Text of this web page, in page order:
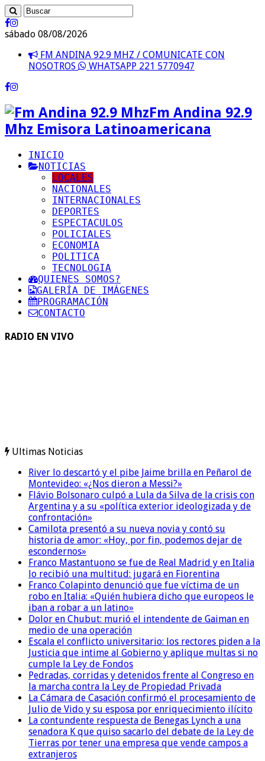
sábado 08/08/2026
FM ANDINA 92.9 MHZ / COMUNICATE CON
NOSOTROS
WHATSAPP 221 5770947
Fm Andina 92.9
Mhz Emisora Latinoamericana
INICIO
NOTICIAS
LOCALES
NACIONALES
INTERNACIONALES
DEPORTES
ESPECTACULOS
POLICIALES
ECONOMIA
POLITICA
TECNOLOGIA
QUIENES SOMOS?
GALERÍA DE IMÁGENES
PROGRAMACIÓN
CONTACTO
RADIO EN VIVO
Ultimas Noticias
River lo descartó y el pibe Jaime brilla en Peñarol de
Montevideo: «¿Nos dieron a Messi?»
Flávio Bolsonaro culpó a Lula da Silva de la crisis con
Argentina y a su «política exterior ideologizada y de
confrontación»
Camilota presentó a su nueva novia y contó su
historia de amor: «Hoy, por fin, podemos dejar de
escondernos»
Franco Mastantuono se fue de Real Madrid y en Italia
lo recibió una multitud: jugará en Fiorentina
Franco Colapinto denunció que fue víctima de un
robo en Italia: «Quién hubiera dicho que europeos le
iban a robar a un latino»
Dolor en Chubut: murió el intendente de Gaiman en
medio de una operación
Escala el conflicto universitario: los rectores piden a la
Justicia que intime al Gobierno y aplique multas si no
cumple la Ley de Fondos
Pedradas, corridas y detenidos frente al Congreso en
la marcha contra la Ley de Propiedad Privada
La Cámara de Casación confirmó el procesamiento de
Julio de Vido y su esposa por enriquecimiento ilícito
La contundente respuesta de Benegas Lynch a una
senadora K que quiso sacarlo del debate de la Ley de
Tierras por tener una empresa que vende campos a
extranjeros